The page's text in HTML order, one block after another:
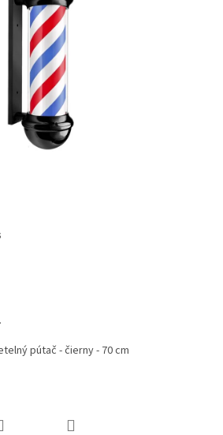
pútač - čierny - 70 cm